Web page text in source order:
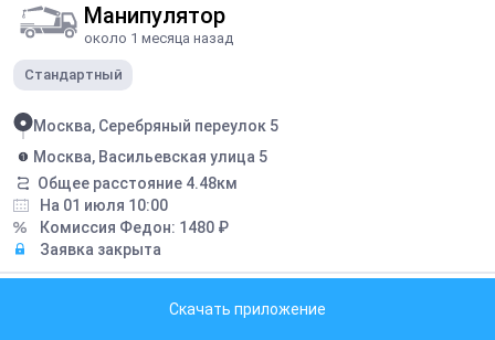
Манипулятор
около 1 месяца назад
Стандартный
Москва, Серебряный переулок 5
Москва, Васильевская улица 5
Общее расстояние 4.48км
На 01 июля 10:00
Комиссия Федон: 1480 ₽
Заявка закрыта
Грузоподъемность стрелы 1.2 т, ширина металлический перевезти
Скачать приложение